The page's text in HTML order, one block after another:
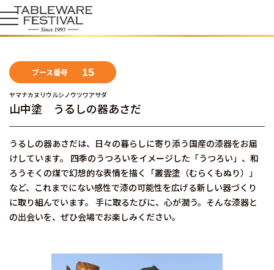
ブース番号 15
ヤマナカヌリウルシノウツワアサダ
山中塗 うるしの器あさだ
うるしの器あさだは、日々の暮らしに寄り添う国産の漆器をお届
けしています。 四季のうつろいをイメージした「うつろい」、和
ろうそくの煤で幻想的な表情を描く「叢雲塗（むらくもぬり）」
など、これまでにない感性で漆の可能性を広げる新しい器づくり
に取り組んでいます。 手に取るたびに、心が潤う。そんな漆器と
の出会いを、ぜひ会場でお楽しみください。